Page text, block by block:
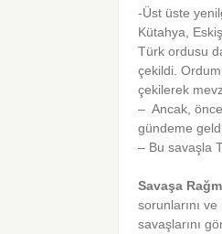
-Üst üste
Kütahya,
Türk ordusu
çekildi.
çekilerek
– Ancak,
gündeme
– Bu savaşla
Savaşa
sorunlarını
savaşlarını